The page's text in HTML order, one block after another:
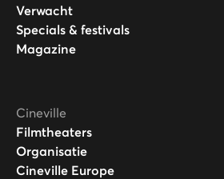
Verwacht
Specials & festivals
Magazine
Cineville
Filmtheaters
Organisatie
Cineville Europe